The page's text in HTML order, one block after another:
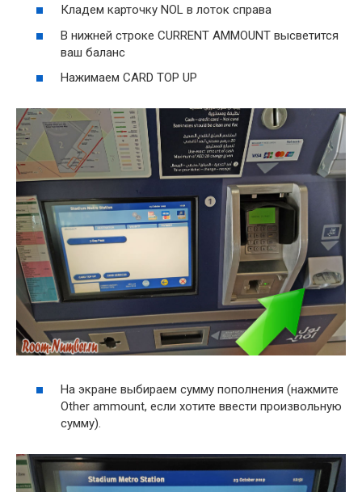
Кладем карточку NOL в лоток справа
В нижней строке CURRENT AMMOUNT высветится
ваш баланс
Нажимаем CARD TOP UP
На экране выбираем сумму пополнения (нажмите
Other ammount, если хотите ввести произвольную
сумму).